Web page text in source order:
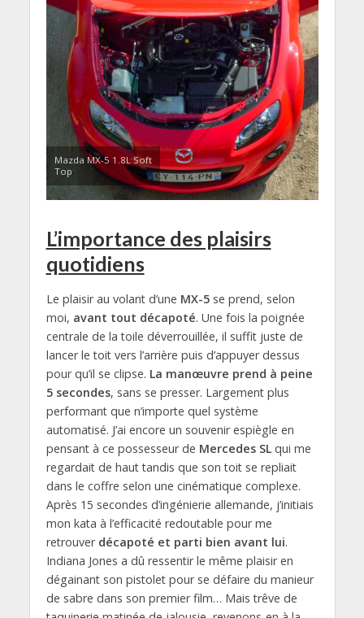
Mazda MX-5 1.8L Soft
Top
L’importance des plaisirs
quotidiens
Le plaisir au volant d’une MX-5se prend, selon
moi, avant tout décapoté. Une fois la poignée
centrale de la toile déverrouillée, il suffit juste de
lancer le toit vers l’arrière puis d’appuyer dessus
pour qu’il se clipse. La manœuvre prend à peine
5 secondes, sans se presser. Largement plus
performant que n’importe quel système
automatisé. J’ai encore un souvenir espiègle en
pensant à ce possesseur de Mercedes SLqui me
regardait de haut tandis que son toit se repliait
dans le coffre selon une cinématique complexe.
Après 15 secondes d’ingénierie allemande, j’initiais
mon kata à l’efficacité redoutable pour me
retrouver décapoté et parti bien avant lui.
Indiana Jones a dû ressentir le même plaisir en
dégainant son pistolet pour se défaire du manieur
de sabre dans son premier film… Mais trêve de